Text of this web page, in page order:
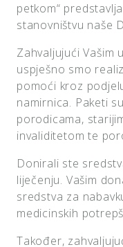
petkom“
stanovništvu naše
Zahvaljujući Vašim
uspješno smo
pomoći kroz
namirnica. Paketi
porodicama,
invaliditetom te
Donirali ste
liječenju. Vašim
sredstva za
medicinskih
Također,